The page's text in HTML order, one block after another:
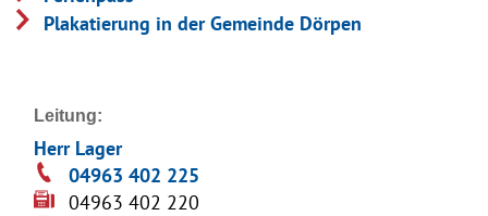
Plakatierung in der Gemeinde Dörpen
Leitung:
Herr Lager
04963 402 225
04963 402 220